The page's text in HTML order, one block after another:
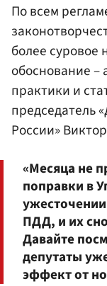
По всем
более суровое
обоснование
практики и
председатель
России» Виктор
«Месяца не
поправки в
ПДД, и их
Давайте
депутаты
эффект от